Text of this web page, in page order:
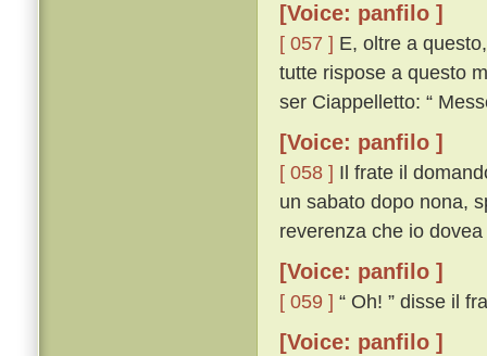
[Voice: panfilo ]
[ 057 ] E, oltre a
tutte rispose a questo
ser Ciappelletto: “
[Voice: panfilo ]
[ 058 ] Il frate il
un sabato dopo nona,
reverenza che io dovea
[Voice: panfilo ]
[ 059 ] “ Oh! ” disse il
[Voice: panfilo ]